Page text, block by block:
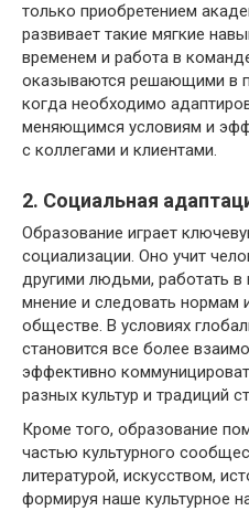
только приобретением
развивает такие мягкие
временем и работа в
оказываются решающими в
когда необходимо
меняющимся условиям и
с коллегами и клиентами.
2. Социальная
Образование играет
социализации. Оно учит
другими людьми, работать
мнение и следовать нормам
обществе. В условиях
становится все более
эффективно
разных культур и традиций
Кроме того, образование
частью культурного
литературой, искусством,
формируя наше культурное